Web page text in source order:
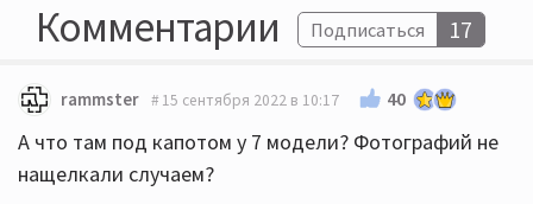
Комментарии Подписаться 17
rammster 15 сентября 2022 в 10:17 40
А что там под капотом у 7 модели? Фотографий не
нащелкали случаем?